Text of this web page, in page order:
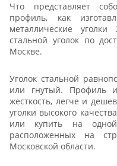
Что представляет
профиль, как
металлические
стальной уголок по
Москве.
Уголок стальной
или гнутый. Профиль
жесткость, легче и
уголки высокого
или купить на
расположенных на
Московской области.